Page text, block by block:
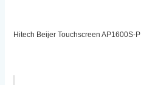
Hitech Beijer Touchscreen AP1600S-P